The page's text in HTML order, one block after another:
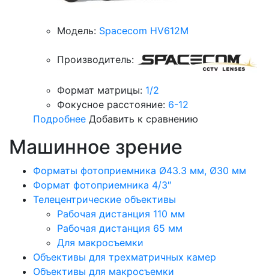
Модель: Spacecom HV612M
Производитель:
Формат матрицы: 1/2
Фокусное расстояние: 6-12
Подробнее Добавить к сравнению
Машинное зрение
Форматы фотоприемника Ø43.3 мм, Ø30 мм
Формат фотоприемника 4/3″
Телецентрические объективы
Рабочая дистанция 110 мм
Рабочая дистанция 65 мм
Для макросъемки
Объективы для трехматричных камер
Объективы для макросъемки